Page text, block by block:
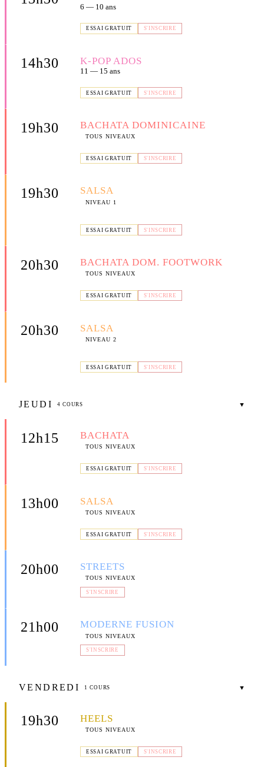
6 — 10 ans
ESSAI GRATUIT S'INSCRIRE
14h30 K-POP ADOS
11 — 15 ans
ESSAI GRATUIT S'INSCRIRE
19h30 BACHATA DOMINICAINE
TOUS NIVEAUX
ESSAI GRATUIT S'INSCRIRE
19h30 SALSA
NIVEAU 1
ESSAI GRATUIT S'INSCRIRE
20h30 BACHATA DOM. FOOTWORK
TOUS NIVEAUX
ESSAI GRATUIT S'INSCRIRE
20h30 SALSA
NIVEAU 2
ESSAI GRATUIT S'INSCRIRE
JEUDI 4 COURS ▼
12h15 BACHATA
TOUS NIVEAUX
ESSAI GRATUIT S'INSCRIRE
13h00 SALSA
TOUS NIVEAUX
ESSAI GRATUIT S'INSCRIRE
20h00 STREETS
TOUS NIVEAUX
S'INSCRIRE
21h00 MODERNE FUSION
TOUS NIVEAUX
S'INSCRIRE
VENDREDI 1 COURS ▼
19h30 HEELS
TOUS NIVEAUX
ESSAI GRATUIT S'INSCRIRE